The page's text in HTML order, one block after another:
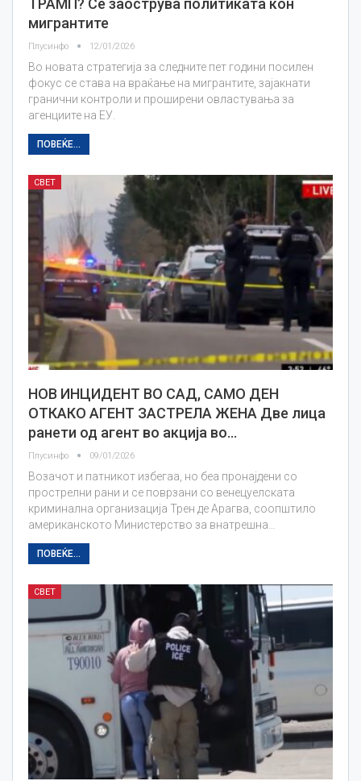
ТРАМП? Се заострува политиката кон
мигрантите
Плусинфо 12/01/2026
Во новата стратегија за следните пет години посилен
фокус се става на враќање на мигрантите, зајакнати
гранични контроли и проширени овластувања за
агенциите на ЕУ.
ПОВЕЌЕ...
СВЕТ
НОВ ИНЦИДЕНТ ВО САД, САМО ДЕН
ОТКАКО АГЕНТ ЗАСТРЕЛА ЖЕНА Две лица
ранети од агент во акција во…
Плусинфо 09/01/2026
Возачот и патникот избегаа, но беа пронајдени со
прострелни рани и се поврзани со венецуелската
криминална организација Трен де Арагва, соопштило
американското Министерство за внатрешна…
ПОВЕЌЕ...
СВЕТ